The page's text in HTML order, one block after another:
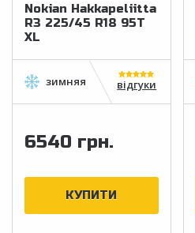
Nokian Hakkapeliitta
R3 225/45 R18 95T
XL
відгуки
6540 грн.